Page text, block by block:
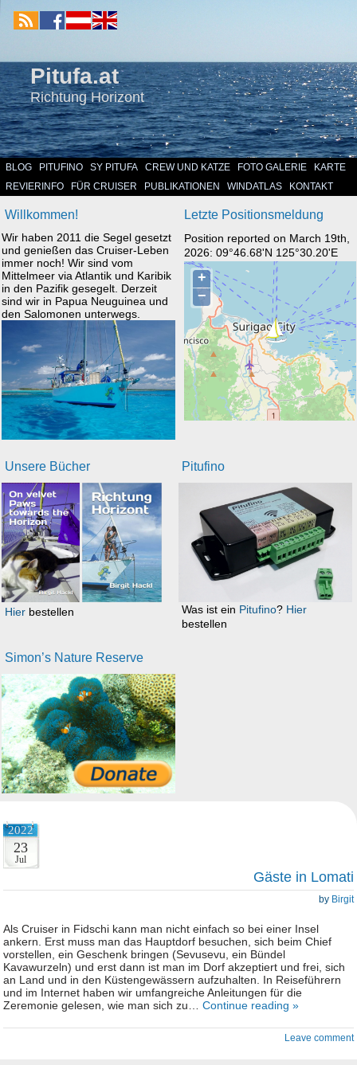
Pitufa.at
Richtung Horizont
BLOG PITUFINO SY PITUFA CREW UND KATZE FOTO GALERIE
KARTE
REVIERINFO
FÜR CRUISER PUBLIKATIONEN WINDATLAS KONTAKT
Willkommen!
Wir haben 2011 die Segel gesetzt
und genießen das Cruiser-Leben
immer noch! Wir sind vom
Mittelmeer via Atlantik und Karibik
in den Pazifik gesegelt. Derzeit
sind wir in Papua Neuguinea und
den Salomonen unterwegs.
Letzte Positionsmeldung
Position reported on March 19th,
2026: 09°46.68'N 125°30.20'E
Unsere Bücher
Hier bestellen
Pitufino
Was ist ein Pitufino? Hier
bestellen
Simon’s Nature Reserve
2022
23
Jul
Gäste in Lomati
by Birgit
Als Cruiser in Fidschi kann man nicht einfach so bei einer Insel
ankern. Erst muss man das Hauptdorf besuchen, sich beim Chief
vorstellen, ein Geschenk bringen (Sevusevu, ein Bündel
Kavawurzeln) und erst dann ist man im Dorf akzeptiert und frei, sich
an Land und in den Küstengewässern aufzuhalten. In Reiseführern
und im Internet haben wir umfangreiche Anleitungen für die
Zeremonie gelesen, wie man sich zu… Continue reading »
Leave comment